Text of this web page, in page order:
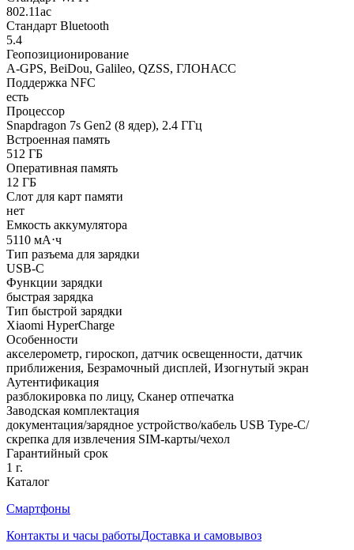
802.11ac
Стандарт Bluetooth
5.4
Геопозиционирование
A-GPS, BeiDou, Galileo, QZSS, ГЛОНАСС
Поддержка NFC
есть
Процессор
Snapdragon 7s Gen2 (8 ядер), 2.4 ГГц
Встроенная память
512 ГБ
Оперативная память
12 ГБ
Слот для карт памяти
нет
Емкость аккумулятора
5110 мА⋅ч
Тип разъема для зарядки
USB-C
Функции зарядки
быстрая зарядка
Тип быстрой зарядки
Xiaomi HyperCharge
Особенности
акселерометр, гироскоп, датчик освещенности, датчик
приближения, Безрамочный дисплей, Изогнутый экран
Аутентификация
разблокировка по лицу, Сканер отпечатка
Заводская комплектация
документация/зарядное устройство/кабель USB Type-C/
скрепка для извлечения SIM-карты/чехол
Гарантийный срок
1 г.
Каталог
Смартфоны
Контакты и часы работыДоставка и самовывоз